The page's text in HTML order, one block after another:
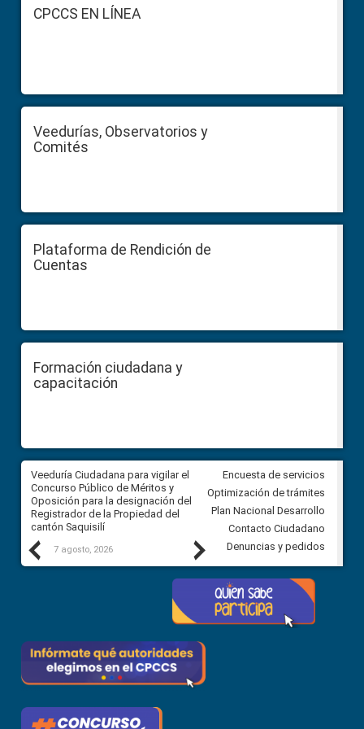
CPCCS EN LÍNEA
Veedurías, Observatorios y
Comités
Plataforma de Rendición de
Cuentas
Formación ciudadana y
capacitación
Previous
Veeduría Ciudadana para vigilar el
Concurso Público de Méritos y
Oposición para la designación del
Registrador de la Propiedad del
cantón Saquisilí
7 agosto, 2026
Veeduría Ciudadana para
construcción del asfaltado de
Ballenita del cantón Santa
7 agosto, 2026
Next
Encuesta de servicios
Optimización de trámites
Plan Nacional Desarrollo
Contacto Ciudadano
Denuncias y pedidos